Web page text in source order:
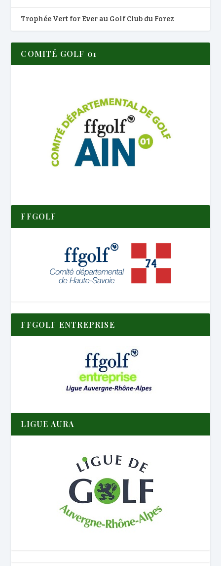
Trophée Vert for Ever au Golf Club du Forez
COMITÉ GOLF 01
FFGOLF
FFGOLF ENTREPRISE
LIGUE AURA